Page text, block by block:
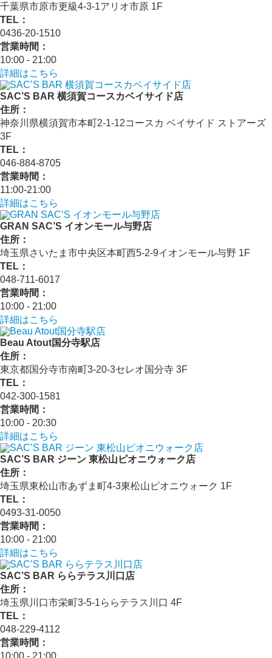
千葉県市原市更級4-3-1アリオ市原 1F
TEL：
0436-20-1510
営業時間：
10:00 - 21:00
詳細はこちら
SAC’S BAR 横須賀コースカベイサイド店
住所：
神奈川県横須賀市本町2-1-12コースカ ベイサイド ストアーズ
3F
TEL：
046-884-8705
営業時間：
11:00-21:00
詳細はこちら
GRAN SAC’S イオンモール与野店
住所：
埼玉県さいたま市中央区本町西5-2-9イオンモール与野 1F
TEL：
048-711-6017
営業時間：
10:00 - 21:00
詳細はこちら
Beau Atout国分寺駅店
住所：
東京都国分寺市南町3-20-3セレオ国分寺 3F
TEL：
042-300-1581
営業時間：
10:00 - 20:30
詳細はこちら
SAC’S BAR ジーン 東松山ピオニウォーク店
住所：
埼玉県東松山市あずま町4-3東松山ピオニウォーク 1F
TEL：
0493-31-0050
営業時間：
10:00 - 21:00
詳細はこちら
SAC’S BAR ららテラス川口店
住所：
埼玉県川口市栄町3-5-1ららテラス川口 4F
TEL：
048-229-4112
営業時間：